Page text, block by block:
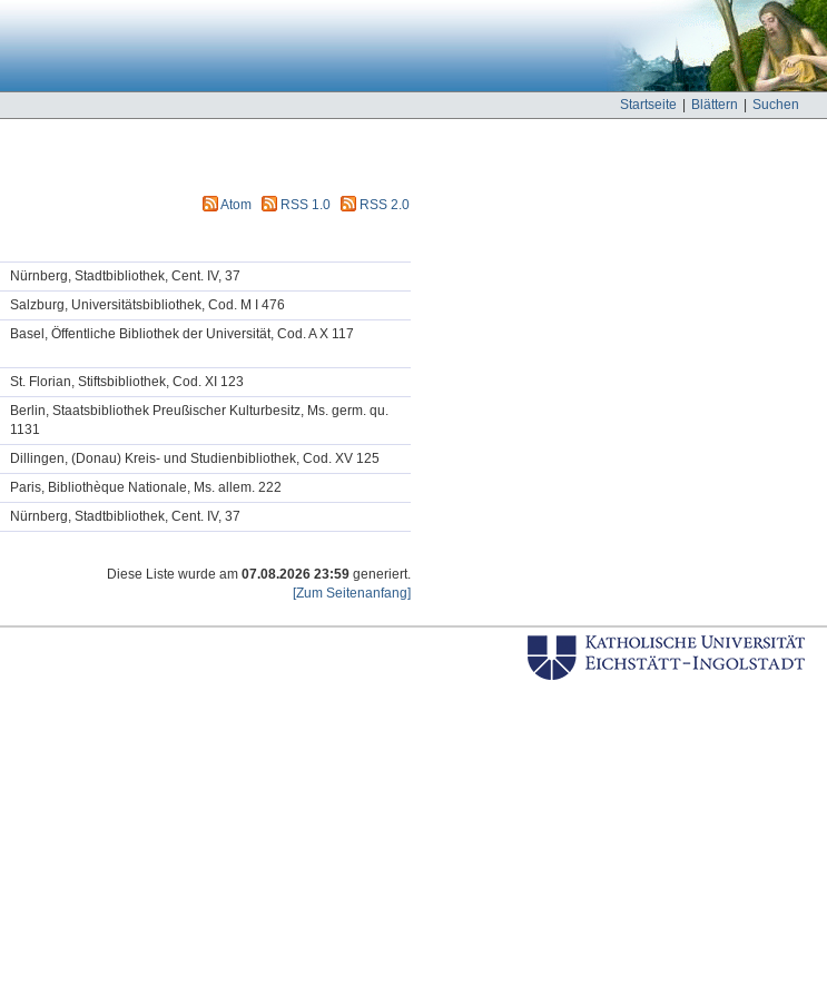
Startseite Blättern Suchen
Atom RSS 1.0 RSS 2.0
Nürnberg, Stadtbibliothek, Cent. IV, 37
Salzburg, Universitätsbibliothek, Cod. M I 476
Basel, Öffentliche Bibliothek der Universität, Cod. A X 117
St. Florian, Stiftsbibliothek, Cod. XI 123
Berlin, Staatsbibliothek Preußischer Kulturbesitz, Ms. germ. qu.
1131
Dillingen, (Donau) Kreis- und Studienbibliothek, Cod. XV 125
Paris, Bibliothèque Nationale, Ms. allem. 222
Nürnberg, Stadtbibliothek, Cent. IV, 37
Diese Liste wurde am 07.08.2026 23:59 generiert.
[Zum Seitenanfang]